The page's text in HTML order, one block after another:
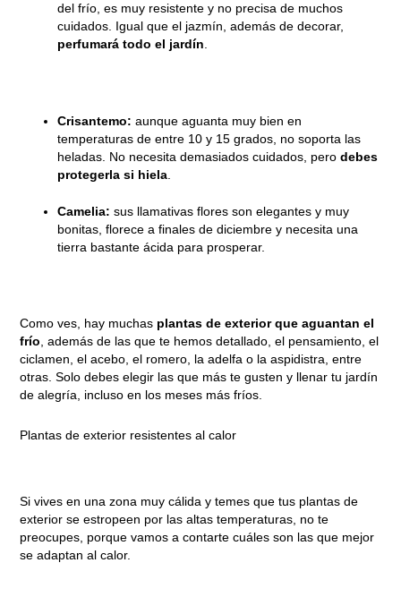
del frío, es muy resistente y no precisa de muchos
cuidados. Igual que el jazmín, además de decorar,
perfumará todo el jardín.
Crisantemo:aunque aguanta muy bien en
temperaturas de entre 10 y 15 grados, no soporta las
heladas. No necesita demasiados cuidados, perodebes
protegerla si hiela
Camelia: sus llamativas flores son elegantes y muy
bonitas, florece a finales de diciembre y necesita una
tierra bastante ácida para prosperar.
Como ves, hay muchas plantas de exterior que aguantan el
frío, además de las que te hemos detallado, el pensamiento, el
ciclamen, el acebo, el romero, la adelfa o la aspidistra, entre
otras. Solo debes elegir las que más te gusten y llenar tu jardín
de alegría, incluso en los meses más fríos.
Plantas de exterior resistentes al calor
Si vives en una zona muy cálida y temes que tus plantas de
exterior se estropeen por las altas temperaturas, no te
preocupes, porque vamos a contarte cuáles son las que mejor
se adaptan al calor.